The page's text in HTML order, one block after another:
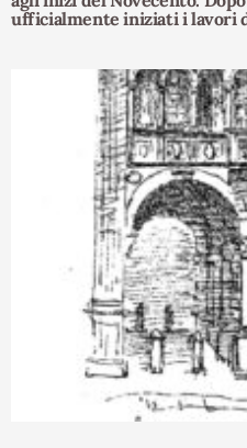
ufficialmente iniziati i lavori